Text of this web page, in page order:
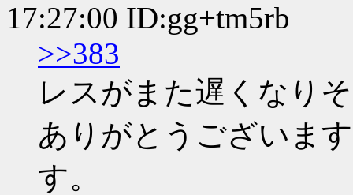
17:27:00 ID:gg+tm5rb
>>383
レスがまた遅くなり
ありがとうございま
す。